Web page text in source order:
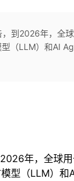
，到2026年，全
（LLM）和AI
年，全球
型（LLM）